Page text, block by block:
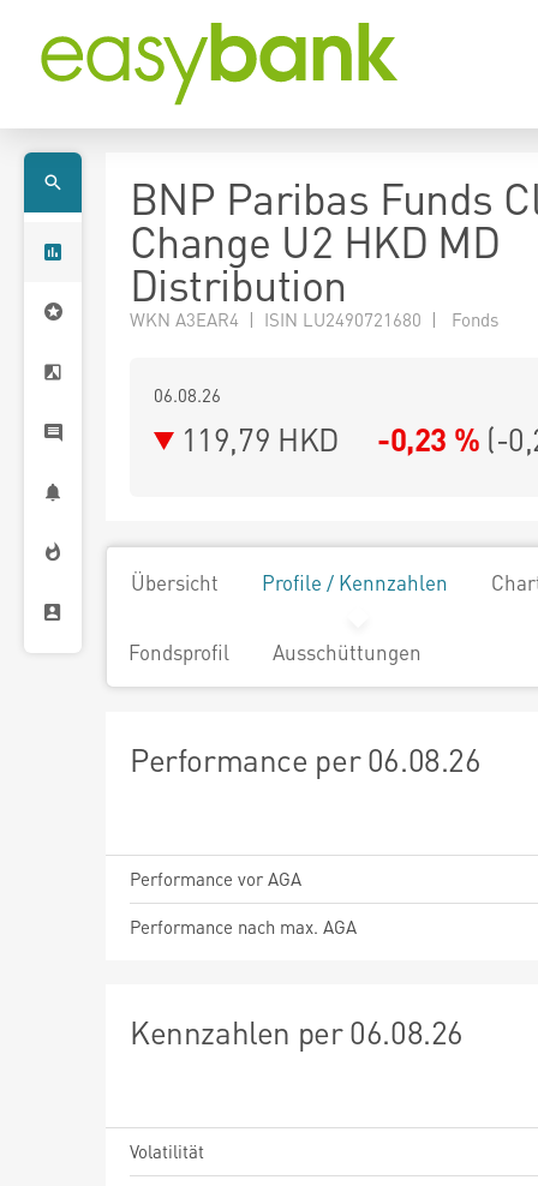
BNP Paribas Funds
Change U2 HKD MD
Distribution
WKN A3EAR4 | ISIN LU2490721680 | Fonds
06.08.26
119,79 HKD -0,23 % (-
Übersicht Profile / Kennzahlen
Fondsprofil Ausschüttungen
Performance per 06.08.26
Performance vor AGA
Performance nach max. AGA
Kennzahlen per 06.08.26
Volatilität